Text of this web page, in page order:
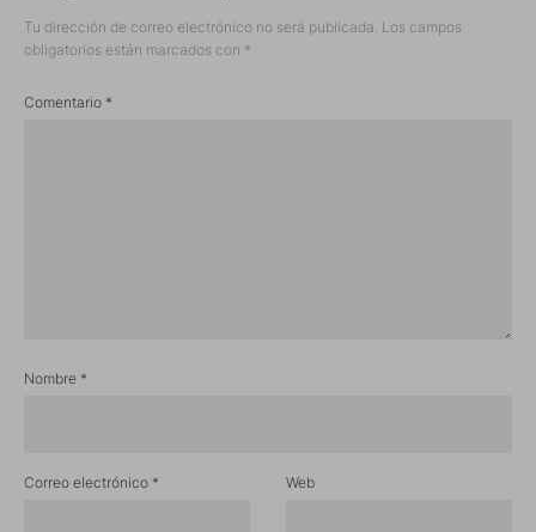
Tu dirección de correo electrónico no será publicada. Los campos
obligatorios están marcados con *
Comentario *
Nombre *
Correo electrónico * Web